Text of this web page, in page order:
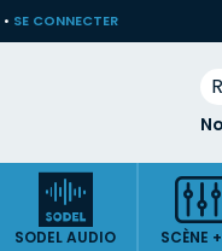
• SE CONNECTER
Allez
SODEL AUDIO SCÈNE